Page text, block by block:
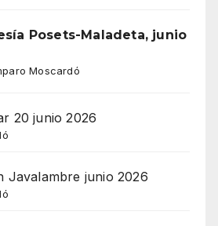
Posets-Maladeta, junio
Moscardó
20 junio 2026
Javalambre junio 2026